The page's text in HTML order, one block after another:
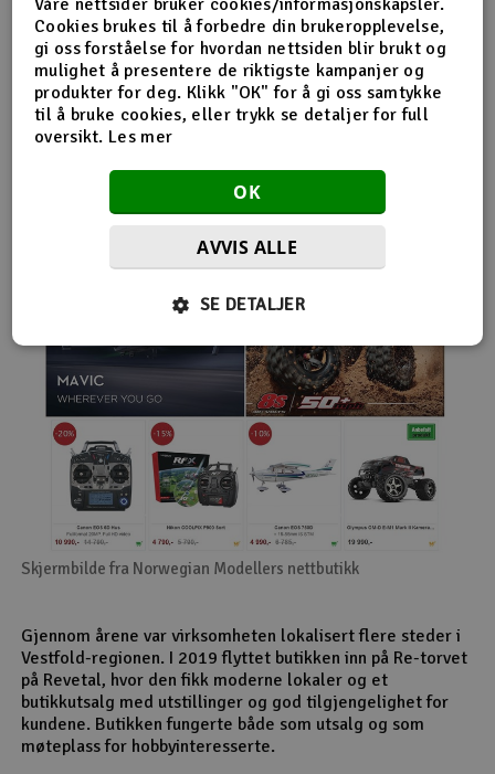
nybegynnerutstyr og avanserte løsninger hos samme
leverandør. Da internett for alvor endret
handelsmønstrene på 2000-tallet, satset Norwegian
Modellers tidlig på netthandel. Nettbutikken modellers.no
gjorde det mulig for kunder fra hele landet å handle
spesialprodukter som tidligere ofte bare var tilgjengelige i
større byer. Samtidig fortsatte selskapet å drive fysisk
Skjermbilde fra Norwegian Modellers nettbutikk
Gjennom årene var virksomheten lokalisert flere steder i
Vestfold-regionen. I 2019 flyttet butikken inn på Re-torvet
på Revetal, hvor den fikk moderne lokaler og et
butikkutsalg med utstillinger og god tilgjengelighet for
kundene. Butikken fungerte både som utsalg og som
møteplass for hobbyinteresserte.
Cookies brukes til å forbedre din brukeropplevelse,
gi oss forståelse for hvordan nettsiden blir brukt og
mulighet å presentere de riktigste kampanjer og
produkter for deg. Klikk "OK" for å gi oss samtykke
til å bruke cookies, eller trykk se detaljer for full
oversikt. Les mer
OK
AVVIS ALLE
SE DETALJER